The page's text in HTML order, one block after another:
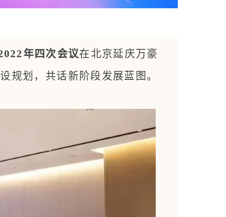
年四次会议在北京延庆万豪
规划，共话新阶段发展蓝图。